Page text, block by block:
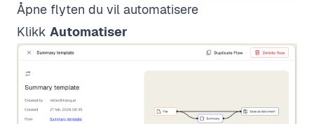
Åpne flyten du vil automatisere
Klikk Automatiser